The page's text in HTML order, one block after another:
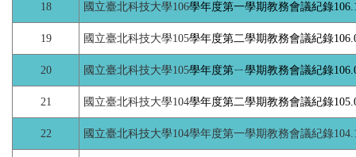
18 國立臺北科技大學106學年度第一學期教務會議紀錄
19 國立臺北科技大學105學年度第二學期教務會議紀錄
20 國立臺北科技大學105學年度第ㄧ學期教務會議紀錄
21 國立臺北科技大學104學年度第二學期教務會議紀錄
22 國立臺北科技大學104學年度第一學期教務會議紀錄